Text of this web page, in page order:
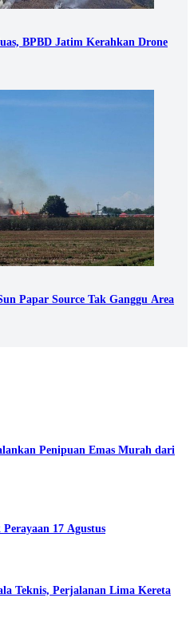
BPBD Jatim Kerahkan Drone
Papar Source Tak Ganggu Area
Penipuan Emas Murah dari
17 Agustus
Teknis, Perjalanan Lima Kereta